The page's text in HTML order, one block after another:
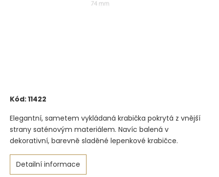
Kód:11422
Elegantní, sametem vykládaná krabička pokrytá z vnější
strany saténovým materiálem. Navíc balená v
dekorativní, barevně sladěné lepenkové krabičce.
Detailní informace